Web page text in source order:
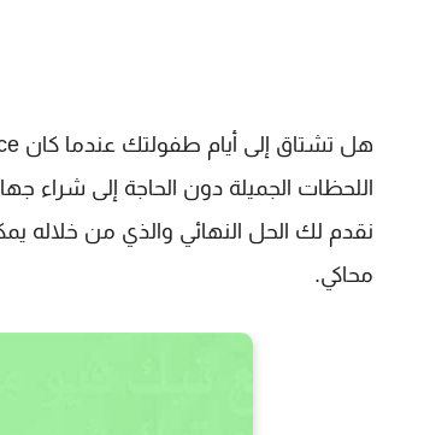
نقدم لك الحل النهائي والذي من خلاله
محاكي.